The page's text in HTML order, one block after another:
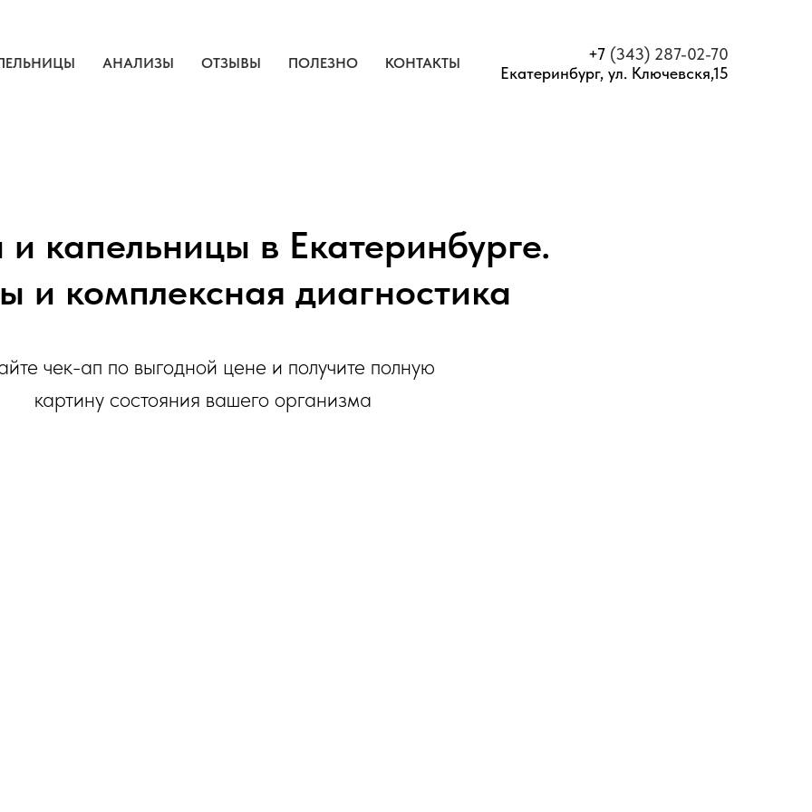
АНАЛИЗЫ ОТЗЫВЫ ПОЛЕЗНО КОНТАКТЫ +7 (343) 287-02-70
Екатеринбург, ул. Ключевскя,15
капельницы в Екатеринбурге.
и комплексная диагностика
чек-ап по выгодной цене и получите полную
картину состояния вашего организма